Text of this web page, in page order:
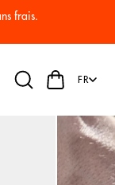
frais.
FR